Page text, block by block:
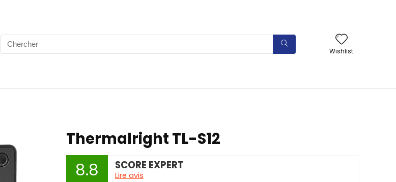
Search
for:
Wishlist
Thermalright TL-S12
8.8 SCORE EXPERT
Lire avis